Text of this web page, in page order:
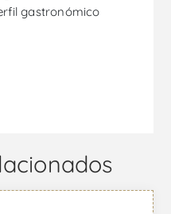
gastronómico